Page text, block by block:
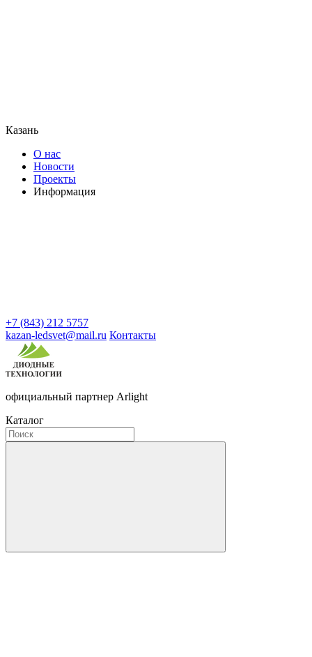
Казань
О нас
Новости
Проекты
Информация
+7 (843) 212 5757
kazan-ledsvet@mail.ru Контакты
официальный партнер Arlight
Каталог